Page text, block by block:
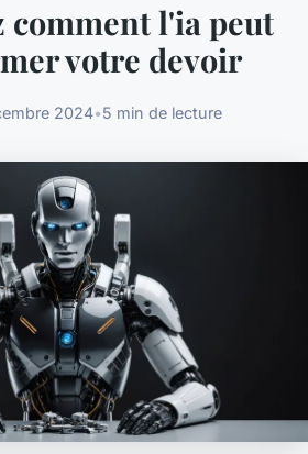
comment l'ia peut
votre devoir
2024•5 min de lecture